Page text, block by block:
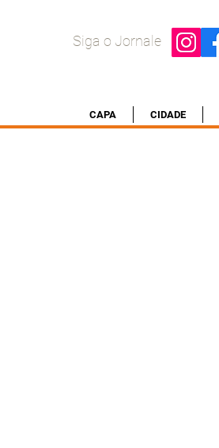
Siga o Jornale
CAPA CIDADE